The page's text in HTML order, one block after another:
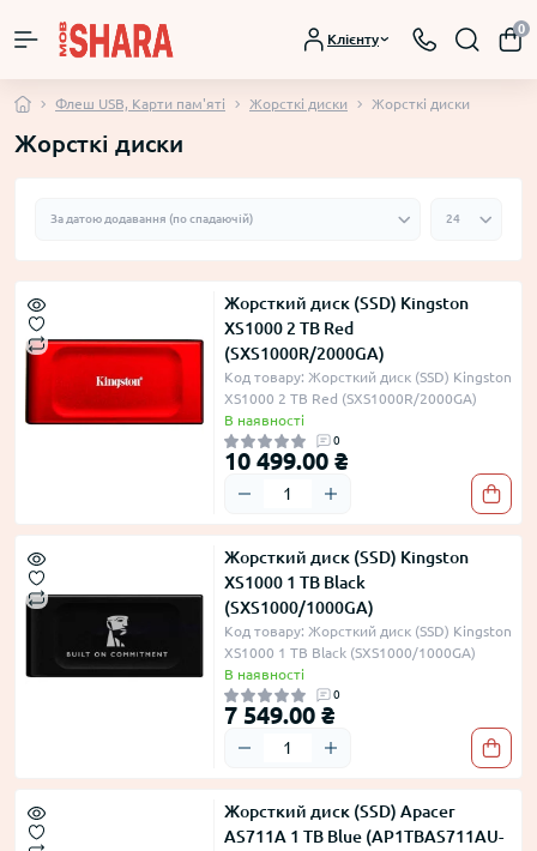
Клієнту
0
Флеш USB, Карти пам'яті Жорсткі диски Жорсткі диски
Жорсткі диски
Жорсткий диск (SSD) Kingston
XS1000 2 TB Red
(SXS1000R/2000GA)
Код товару: Жорсткий диск (SSD) Kingston
XS1000 2 TB Red (SXS1000R/2000GA)
В наявності
0
10 499.00 ₴
Жорсткий диск (SSD) Kingston
XS1000 1 TB Black
(SXS1000/1000GA)
Код товару: Жорсткий диск (SSD) Kingston
XS1000 1 TB Black (SXS1000/1000GA)
В наявності
0
7 549.00 ₴
Жорсткий диск (SSD) Apacer
AS711A 1 TB Blue (AP1TBAS711AU-